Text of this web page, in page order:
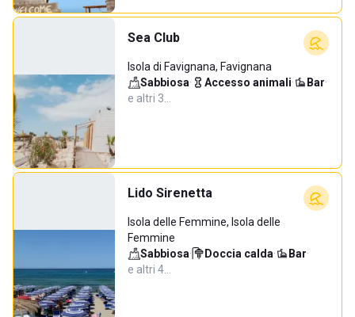
Sea Club
Isola di Favignana, Favignana
Sabbiosa· Accesso animali· Bar·
e altri 3…
Lido Sirenetta
Isola delle Femmine, Isola delle
Femmine
Sabbiosa· Doccia calda· Bar·
e altri 4…